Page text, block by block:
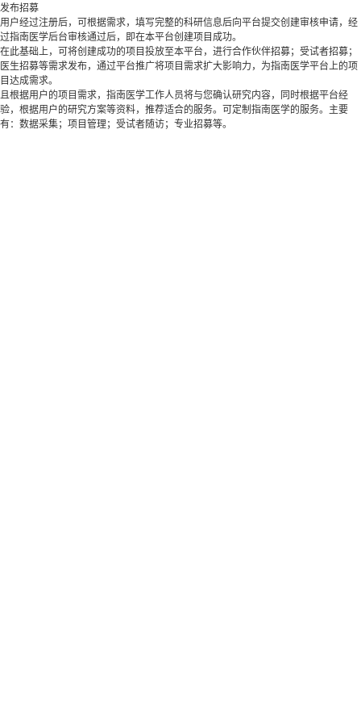
发布招募
用户经过注册后，可根据需求，填写完整的科研信息后向平台提交创建审核申请，经
过指南医学后台审核通过后，即在本平台创建项目成功。
在此基础上，可将创建成功的项目投放至本平台，进行合作伙伴招募；受试者招募；
医生招募等需求发布，通过平台推广将项目需求扩大影响力，为指南医学平台上的项
目达成需求。
且根据用户的项目需求，指南医学工作人员将与您确认研究内容，同时根据平台经
验，根据用户的研究方案等资料，推荐适合的服务。可定制指南医学的服务。主要
有：数据采集；项目管理；受试者随访；专业招募等。